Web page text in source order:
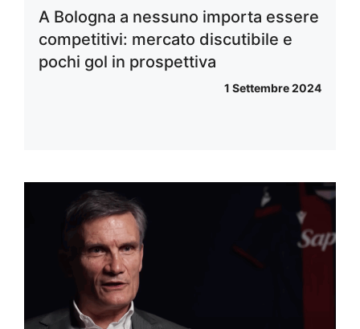
A Bologna a nessuno importa essere
competitivi: mercato discutibile e
pochi gol in prospettiva
1 Settembre 2024